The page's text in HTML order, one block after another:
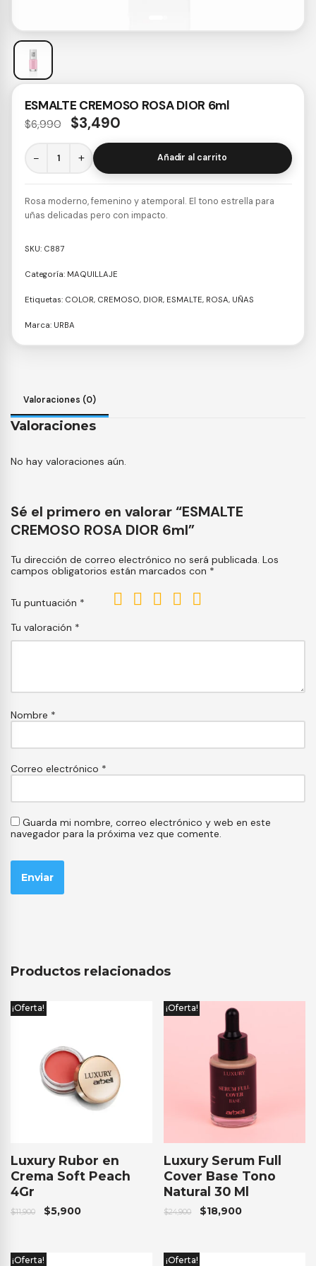
ESMALTE CREMOSO ROSA DIOR 6ml
$6,990 $3,490
− + Añadir al carrito
Rosa moderno, femenino y atemporal. El tono estrella para
uñas delicadas pero con impacto.
SKU: C887
Categoría: MAQUILLAJE
Etiquetas: COLOR, CREMOSO, DIOR, ESMALTE, ROSA, UÑAS
Marca: URBA
Valoraciones (0)
Valoraciones
No hay valoraciones aún.
Sé el primero en valorar “ESMALTE
CREMOSO ROSA DIOR 6ml”
Tu dirección de correo electrónico no será publicada. Los
campos obligatorios están marcados con *
Tu puntuación *
Tu valoración *
Nombre *
Correo electrónico *
Guarda mi nombre, correo electrónico y web en este
navegador para la próxima vez que comente.
Productos relacionados
¡Oferta!
Luxury Rubor en
Crema Soft Peach
4Gr
$11,900 $5,900
¡Oferta!
Luxury Serum Full
Cover Base Tono
Natural 30 Ml
$24,900 $18,900
¡Oferta! ¡Oferta!